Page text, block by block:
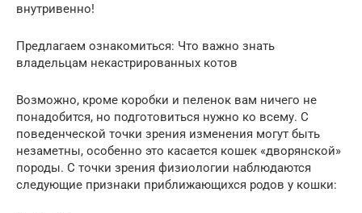
внутривенно!
Предлагаем ознакомиться: Что важно знать
владельцам некастрированных котов
Возможно, кроме коробки и пеленок вам ничего не
понадобится, но подготовиться нужно ко всему. С
поведенческой точки зрения изменения могут быть
незаметны, особенно это касается кошек «дворянской»
породы. С точки зрения физиологии наблюдаются
следующие признаки приближающихся родов у кошки: